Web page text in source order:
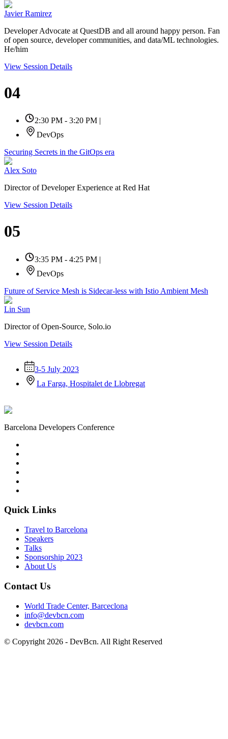
Javier Ramirez
Developer Advocate at QuestDB and all around happy person. Fan
of open source, developer communities, and data/ML technologies.
He/him
View Session Details
04
2:30 PM - 3:20 PM |
DevOps
Securing Secrets in the GitOps era
Alex Soto
Director of Developer Experience at Red Hat
View Session Details
05
3:35 PM - 4:25 PM |
DevOps
Future of Service Mesh is Sidecar-less with Istio Ambient Mesh
Lin Sun
Director of Open-Source, Solo.io
View Session Details
3-5 July 2023
La Farga, Hospitalet de Llobregat
Barcelona Developers Conference
Quick Links
Travel to Barcelona
Speakers
Talks
Sponsorship 2023
About Us
Contact Us
World Trade Center, Barceclona
info@devbcn.com
devbcn.com
© Copyright 2026 - DevBcn. All Right Reserved